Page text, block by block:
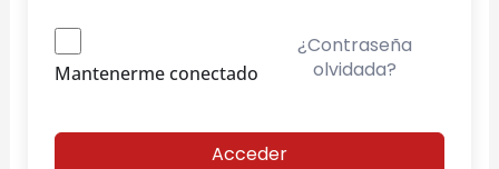
Mantenerme conectado
¿Contraseña
olvidada?
Acceder